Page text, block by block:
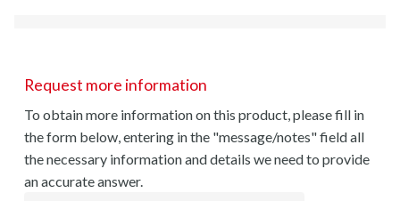
Request more information
To obtain more information on this product, please fill in
the form below, entering in the "message/notes" field all
the necessary information and details we need to provide
an accurate answer.